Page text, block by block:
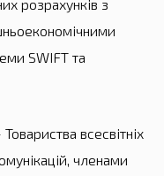
розрахунків з
SWIFT та
всесвітніх
членами